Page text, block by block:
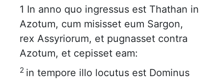
1 In anno quo ingressus est Thathan in
Azotum, cum misisset eum Sargon,
rex Assyriorum, et pugnasset contra
Azotum, et cepisset eam:
2 in tempore illo locutus est Dominus